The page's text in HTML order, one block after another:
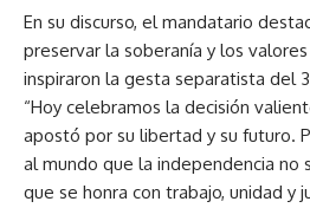
En su discurso, el mandatario
preservar la soberanía y los
inspiraron la gesta separatista del
“Hoy celebramos la decisión
apostó por su libertad y su futuro.
al mundo que la independencia no
que se honra con trabajo, unidad y